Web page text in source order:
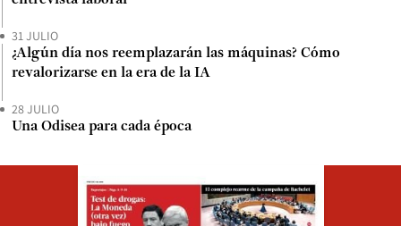
31 JULIO
¿Algún día nos reemplazarán las máquinas? Cómo
revalorizarse en la era de la IA
28 JULIO
Una Odisea para cada época